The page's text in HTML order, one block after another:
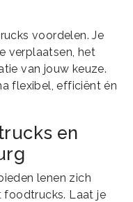
voordelen. Je
verplaatsen, het
van jouw keuze.
flexibel, efficiënt én
en
lenen zich
foodtrucks. Laat je